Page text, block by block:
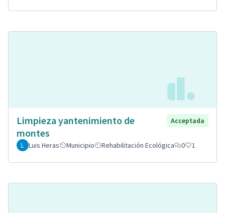
Limpieza yantenimiento de
montes
Acceptada
Luis Heras Municipio Rehabilitación Ecológica 0 1